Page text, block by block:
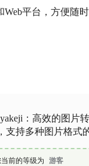
Web平台，方便随
：高效的图片
支持多种图片格式
前的等级为 游客